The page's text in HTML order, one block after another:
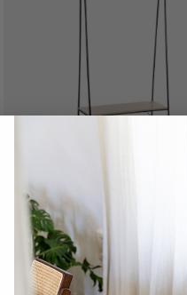
€ 63,20
Kledingrek LURKO Metaal/
Op voorraad